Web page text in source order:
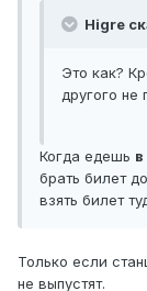
Higre
Это как?
другого не
Когда едешь
брать билет
взять билет
Только если
не выпустят.